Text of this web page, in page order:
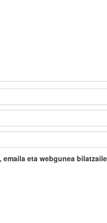
emaila eta webgunea